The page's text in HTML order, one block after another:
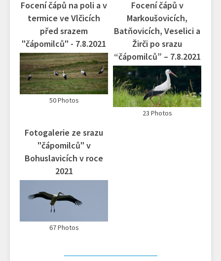
Focení čápů na poli a v
termice ve Vlčicích
před srazem
"čápomilců" - 7.8.2021
50 Photos
Focení čápů v
Markoušovicích,
Batňovicích, Veselici a
Žirči po srazu
“čápomilců” – 7.8.2021
23 Photos
Fotogalerie ze srazu
"čápomilců" v
Bohuslavicích v roce
2021
67 Photos